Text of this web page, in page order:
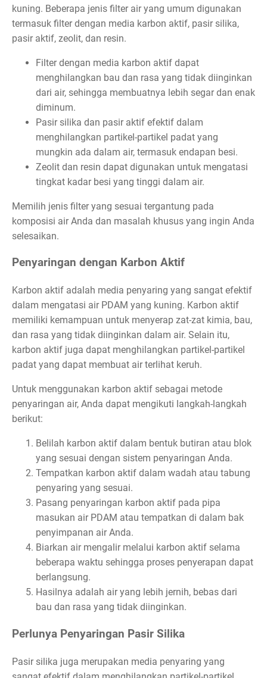
kuning. Beberapa jenis filter air yang umum digunakan
termasuk filter dengan media karbon aktif, pasir silika,
pasir aktif, zeolit, dan resin.
Filter dengan media karbon aktif dapat
menghilangkan bau dan rasa yang tidak diinginkan
dari air, sehingga membuatnya lebih segar dan enak
diminum.
Pasir silika dan pasir aktif efektif dalam
menghilangkan partikel-partikel padat yang
mungkin ada dalam air, termasuk endapan besi.
Zeolit dan resin dapat digunakan untuk mengatasi
tingkat kadar besi yang tinggi dalam air.
Memilih jenis filter yang sesuai tergantung pada
komposisi air Anda dan masalah khusus yang ingin Anda
selesaikan.
Penyaringan dengan Karbon Aktif
Karbon aktif adalah media penyaring yang sangat efektif
dalam mengatasi air PDAM yang kuning. Karbon aktif
memiliki kemampuan untuk menyerap zat-zat kimia, bau,
dan rasa yang tidak diinginkan dalam air. Selain itu,
karbon aktif juga dapat menghilangkan partikel-partikel
padat yang dapat membuat air terlihat keruh.
Untuk menggunakan karbon aktif sebagai metode
penyaringan air, Anda dapat mengikuti langkah-langkah
berikut:
Belilah karbon aktif dalam bentuk butiran atau blok
yang sesuai dengan sistem penyaringan Anda.
Tempatkan karbon aktif dalam wadah atau tabung
penyaring yang sesuai.
Pasang penyaringan karbon aktif pada pipa
masukan air PDAM atau tempatkan di dalam bak
penyimpanan air Anda.
Biarkan air mengalir melalui karbon aktif selama
beberapa waktu sehingga proses penyerapan dapat
berlangsung.
Hasilnya adalah air yang lebih jernih, bebas dari
bau dan rasa yang tidak diinginkan.
Perlunya Penyaringan Pasir Silika
Pasir silika juga merupakan media penyaring yang